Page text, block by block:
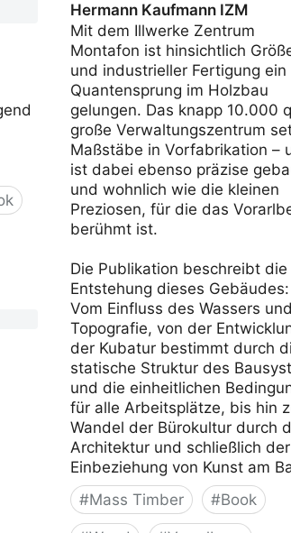
Hermann Kaufmann IZM
Mit dem Illwerke Zentrum
Montafon ist hinsichtlich
und industrieller Fertigung ein
Quantensprung im Holzbau
gelungen. Das knapp 10.000
große Verwaltungszentrum
Maßstäbe in Vorfabrikation –
ist dabei ebenso präzise
und wohnlich wie die kleinen
Preziosen, für die das
berühmt ist.
Die Publikation beschreibt die
Entstehung dieses Gebäudes:
Vom Einfluss des Wassers
Topografie, von der
der Kubatur bestimmt durch
statische Struktur des
und die einheitlichen
für alle Arbeitsplätze, bis hin
Wandel der Bürokultur durch
Architektur und schließlich der
Einbeziehung von Kunst am
#Mass Timber #Book